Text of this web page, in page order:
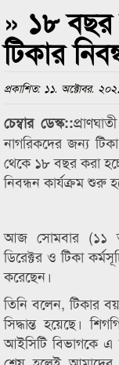
» ১৮ বছর
টিকার
প্রকাশিত: ১১. অক্টোবর.
চেম্বার ডেস্ক::
নাগরিকদের জন্য
থেকে ১৮ বছর করা
নিবন্ধন কার্যক্রম শুরু
আজ সোমবার (১১
ডিরেক্টর ও টিকা
করেছেন।
তিনি বলেন, টিকার
সিদ্ধান্ত হয়েছে।
আইসিটি বিভাগকে এ